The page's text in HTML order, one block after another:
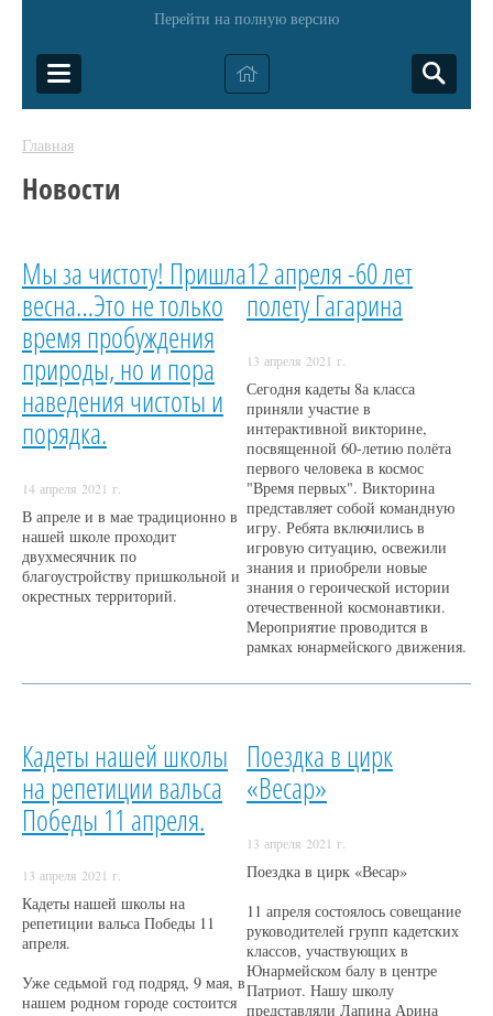
Перейти на полную версию
Главная
Новости
Мы за чистоту! Пришла
весна…Это не только
время пробуждения
природы, но и пора
наведения чистоты и
порядка.
14 апреля 2021 г.
В апреле и в мае традиционно в
нашей школе проходит
двухмесячник по
благоустройству пришкольной и
окрестных территорий.
12 апреля -60 лет
полету Гагарина
13 апреля 2021 г.
Сегодня кадеты 8а класса
приняли участие в
интерактивной викторине,
посвященной 60-летию полёта
первого человека в космос
"Время первых". Викторина
представляет собой командную
игру. Ребята включились в
игровую ситуацию, освежили
знания и приобрели новые
знания о героической истории
отечественной космонавтики.
Мероприятие проводится в
рамках юнармейского движения.
Кадеты нашей школы
на репетиции вальса
Победы 11 апреля.
13 апреля 2021 г.
Кадеты нашей школы на
репетиции вальса Победы 11
апреля.
Уже седьмой год подряд, 9 мая, в
нашем родном городе состоится
Поездка в цирк
«Весар»
13 апреля 2021 г.
Поездка в цирк «Весар»
11 апреля состоялось совещание
руководителей групп кадетских
классов, участвующих в
Юнармейском балу в центре
Патриот. Нашу школу
представляли Лапина Арина